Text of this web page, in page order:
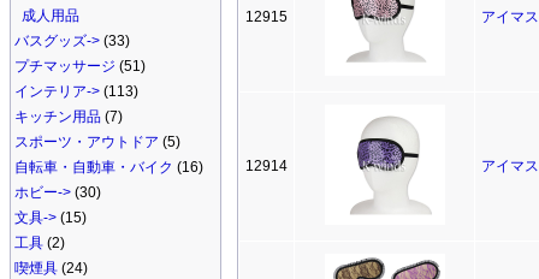
成人用品
バスグッズ-> (33)
プチマッサージ (51)
インテリア-> (113)
キッチン用品 (7)
スポーツ・アウトドア (5)
自転車・自動車・バイク (16)
ホビー-> (30)
文具-> (15)
工具 (2)
喫煙具 (24)
12915 アイマ
12914 アイマ